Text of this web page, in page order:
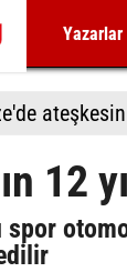
Yazarlar
12
spor